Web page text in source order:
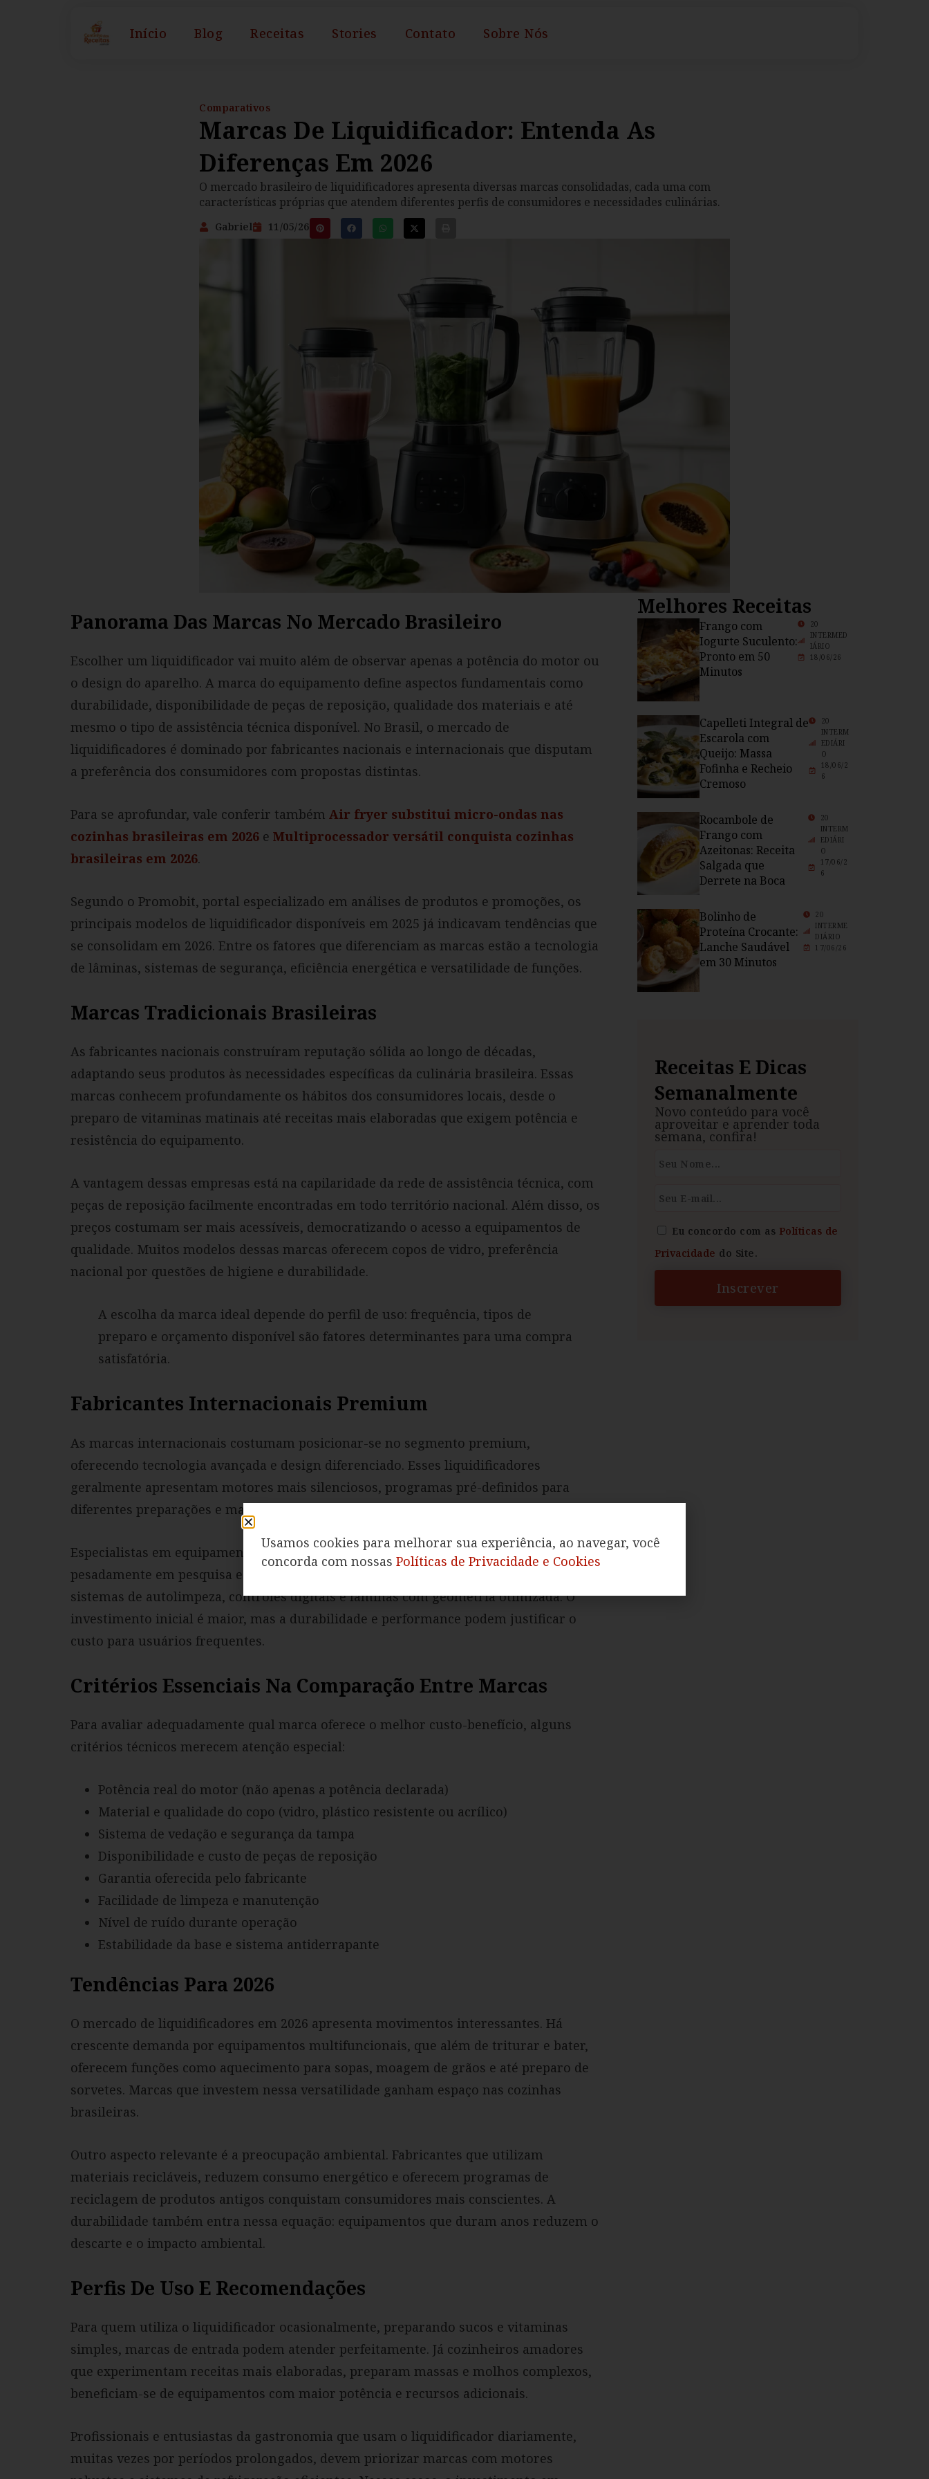
Início Blog Receitas Stories Contato Sobre Nós
Comparativos
Marcas De Liquidificador: Entenda As
Diferenças Em 2026
O mercado brasileiro de liquidificadores apresenta diversas marcas consolidadas, cada uma com
características próprias que atendem diferentes perfis de consumidores e necessidades culinárias.
Gabriel 11/05/26
Panorama Das Marcas No Mercado Brasileiro
Escolher um liquidificador vai muito além de observar apenas a potência do motor ou
o design do aparelho. A marca do equipamento define aspectos fundamentais como
durabilidade, disponibilidade de peças de reposição, qualidade dos materiais e até
mesmo o tipo de assistência técnica disponível. No Brasil, o mercado de
liquidificadores é dominado por fabricantes nacionais e internacionais que disputam
a preferência dos consumidores com propostas distintas.
Para se aprofundar, vale conferir também Air fryer substitui micro-ondas nas
cozinhas brasileiras em 2026 e Multiprocessador versátil conquista cozinhas
brasileiras em 2026.
Segundo o Promobit, portal especializado em análises de produtos e promoções, os
principais modelos de liquidificador disponíveis em 2025 já indicavam tendências que
se consolidam em 2026. Entre os fatores que diferenciam as marcas estão a tecnologia
de lâminas, sistemas de segurança, eficiência energética e versatilidade de funções.
Marcas Tradicionais Brasileiras
As fabricantes nacionais construíram reputação sólida ao longo de décadas,
adaptando seus produtos às necessidades específicas da culinária brasileira. Essas
marcas conhecem profundamente os hábitos dos consumidores locais, desde o
preparo de vitaminas matinais até receitas mais elaboradas que exigem potência e
resistência do equipamento.
A vantagem dessas empresas está na capilaridade da rede de assistência técnica, com
peças de reposição facilmente encontradas em todo território nacional. Além disso, os
preços costumam ser mais acessíveis, democratizando o acesso a equipamentos de
qualidade. Muitos modelos dessas marcas oferecem copos de vidro, preferência
nacional por questões de higiene e durabilidade.
A escolha da marca ideal depende do perfil de uso: frequência, tipos de
preparo e orçamento disponível são fatores determinantes para uma compra
satisfatória.
Fabricantes Internacionais Premium
As marcas internacionais costumam posicionar-se no segmento premium,
oferecendo tecnologia avançada e design diferenciado. Esses liquidificadores
geralmente apresentam motores mais silenciosos, programas pré-definidos para
diferentes preparações e materiais de alta resistência.
Especialistas em equipamentos de cozinha apontam que essas marcas investem
pesadamente em pesquisa e desenvolvimento, resultando em inovações como
sistemas de autolimpeza, controles digitais e lâminas com geometria otimizada. O
investimento inicial é maior, mas a durabilidade e performance podem justificar o
custo para usuários frequentes.
Critérios Essenciais Na Comparação Entre Marcas
Para avaliar adequadamente qual marca oferece o melhor custo-benefício, alguns
critérios técnicos merecem atenção especial:
Potência real do motor (não apenas a potência declarada)
Material e qualidade do copo (vidro, plástico resistente ou acrílico)
Sistema de vedação e segurança da tampa
Disponibilidade e custo de peças de reposição
Garantia oferecida pelo fabricante
Facilidade de limpeza e manutenção
Nível de ruído durante operação
Estabilidade da base e sistema antiderrapante
Tendências Para 2026
O mercado de liquidificadores em 2026 apresenta movimentos interessantes. Há
crescente demanda por equipamentos multifuncionais, que além de triturar e bater,
oferecem funções como aquecimento para sopas, moagem de grãos e até preparo de
sorvetes. Marcas que investem nessa versatilidade ganham espaço nas cozinhas
brasileiras.
Outro aspecto relevante é a preocupação ambiental. Fabricantes que utilizam
materiais recicláveis, reduzem consumo energético e oferecem programas de
reciclagem de produtos antigos conquistam consumidores mais conscientes. A
durabilidade também entra nessa equação: equipamentos que duram anos reduzem o
descarte e o impacto ambiental.
Perfis De Uso E Recomendações
Para quem utiliza o liquidificador ocasionalmente, preparando sucos e vitaminas
simples, marcas de entrada podem atender perfeitamente. Já cozinheiros amadores
que experimentam receitas mais elaboradas, preparam massas e molhos complexos,
beneficiam-se de equipamentos com maior potência e recursos adicionais.
Profissionais e entusiastas da gastronomia que usam o liquidificador diariamente,
muitas vezes por períodos prolongados, devem priorizar marcas com motores
Melhores Receitas
Frango com
Iogurte Suculento:
Pronto em 50
Minutos
20
INTERMED
IÁRIO
18/06/26
Capelleti Integral de
Escarola com
Queijo: Massa
Fofinha e Recheio
Cremoso
20
INTERM
EDIÁRI
O
18/06/2
6
Rocambole de
Frango com
Azeitonas: Receita
Salgada que
Derrete na Boca
20
INTERM
EDIÁRI
O
17/06/2
6
Bolinho de
Proteína Crocante:
Lanche Saudável
em 30 Minutos
20
INTERME
DIÁRIO
17/06/26
Receitas E Dicas
Semanalmente
Novo conteúdo para você
aproveitar e aprender toda
semana, confira!
Eu concordo com as Políticas de
Privacidade do Site.
Inscrever
Usamos cookies para melhorar sua experiência, ao navegar, você
concorda com nossas Políticas de Privacidade e Cookies